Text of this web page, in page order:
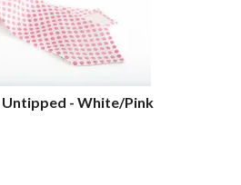
Untipped - White/Pink